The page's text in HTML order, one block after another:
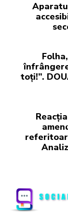
toți!”.